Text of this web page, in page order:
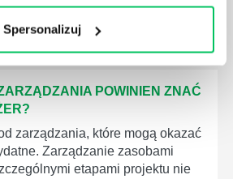
Spersonalizuj
POWINIEN ZNAĆ
zarządzania, które mogą okazać
Zarządzanie zasobami
etapami projektu nie